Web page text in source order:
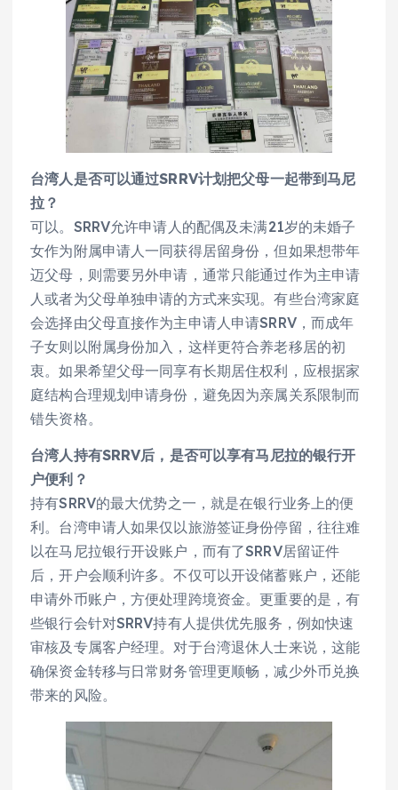
台湾人是否可以通过SRRV计划把父母一起带到马尼
拉？
可以。SRRV允许申请人的配偶及未满21岁的未婚子
女作为附属申请人一同获得居留身份，但如果想带年
迈父母，则需要另外申请，通常只能通过作为主申请
人或者为父母单独申请的方式来实现。有些台湾家庭
会选择由父母直接作为主申请人申请SRRV，而成年
子女则以附属身份加入，这样更符合养老移居的初
衷。如果希望父母一同享有长期居住权利，应根据家
庭结构合理规划申请身份，避免因为亲属关系限制而
错失资格。
台湾人持有SRRV后，是否可以享有马尼拉的银行开
户便利？
持有SRRV的最大优势之一，就是在银行业务上的便
利。台湾申请人如果仅以旅游签证身份停留，往往难
以在马尼拉银行开设账户，而有了SRRV居留证件
后，开户会顺利许多。不仅可以开设储蓄账户，还能
申请外币账户，方便处理跨境资金。更重要的是，有
些银行会针对SRRV持有人提供优先服务，例如快速
审核及专属客户经理。对于台湾退休人士来说，这能
确保资金转移与日常财务管理更顺畅，减少外币兑换
带来的风险。